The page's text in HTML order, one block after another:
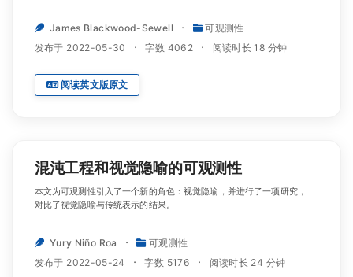
James Blackwood-Sewell
可观测性
发布于 2022-05-30
字数 4062 阅读时长 18 分钟
阅读英文版原文
混沌工程和视觉隐喻的可观测性
本文为可观测性引入了一个新的角色：视觉隐喻，并进行了一项研究，
对比了视觉隐喻与传统表示的结果。
Yury Niño Roa
可观测性
发布于 2022-05-24
字数 5176 阅读时长 24 分钟